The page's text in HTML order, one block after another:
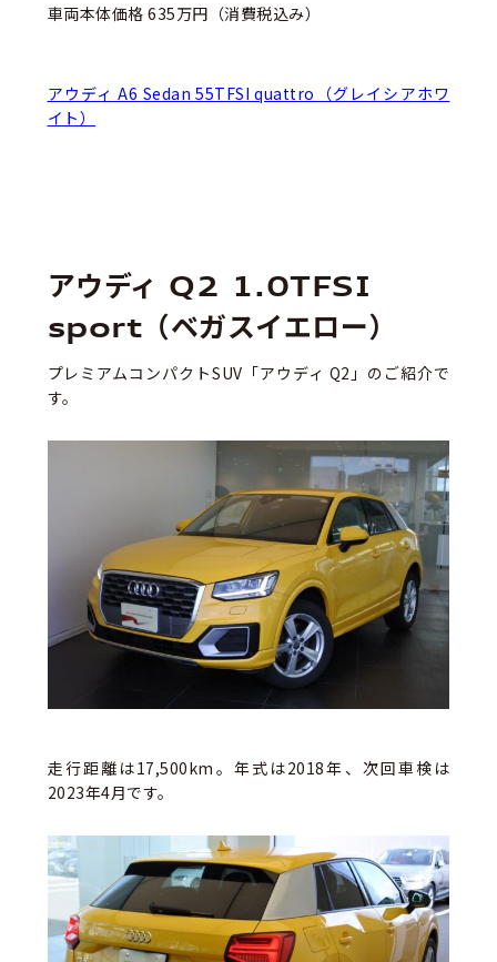
車両本体価格 635万円（消費税込み）
アウディ A6 Sedan 55TFSI quattro（グレイシアホワ
イト）
アウディ Q2 1.0TFSI
sport（ベガスイエロー）
プレミアムコンパクトSUV「アウディ Q2」のご紹介で
す。
走行距離は17,500km。年式は2018年、次回車検は
2023年4月です。